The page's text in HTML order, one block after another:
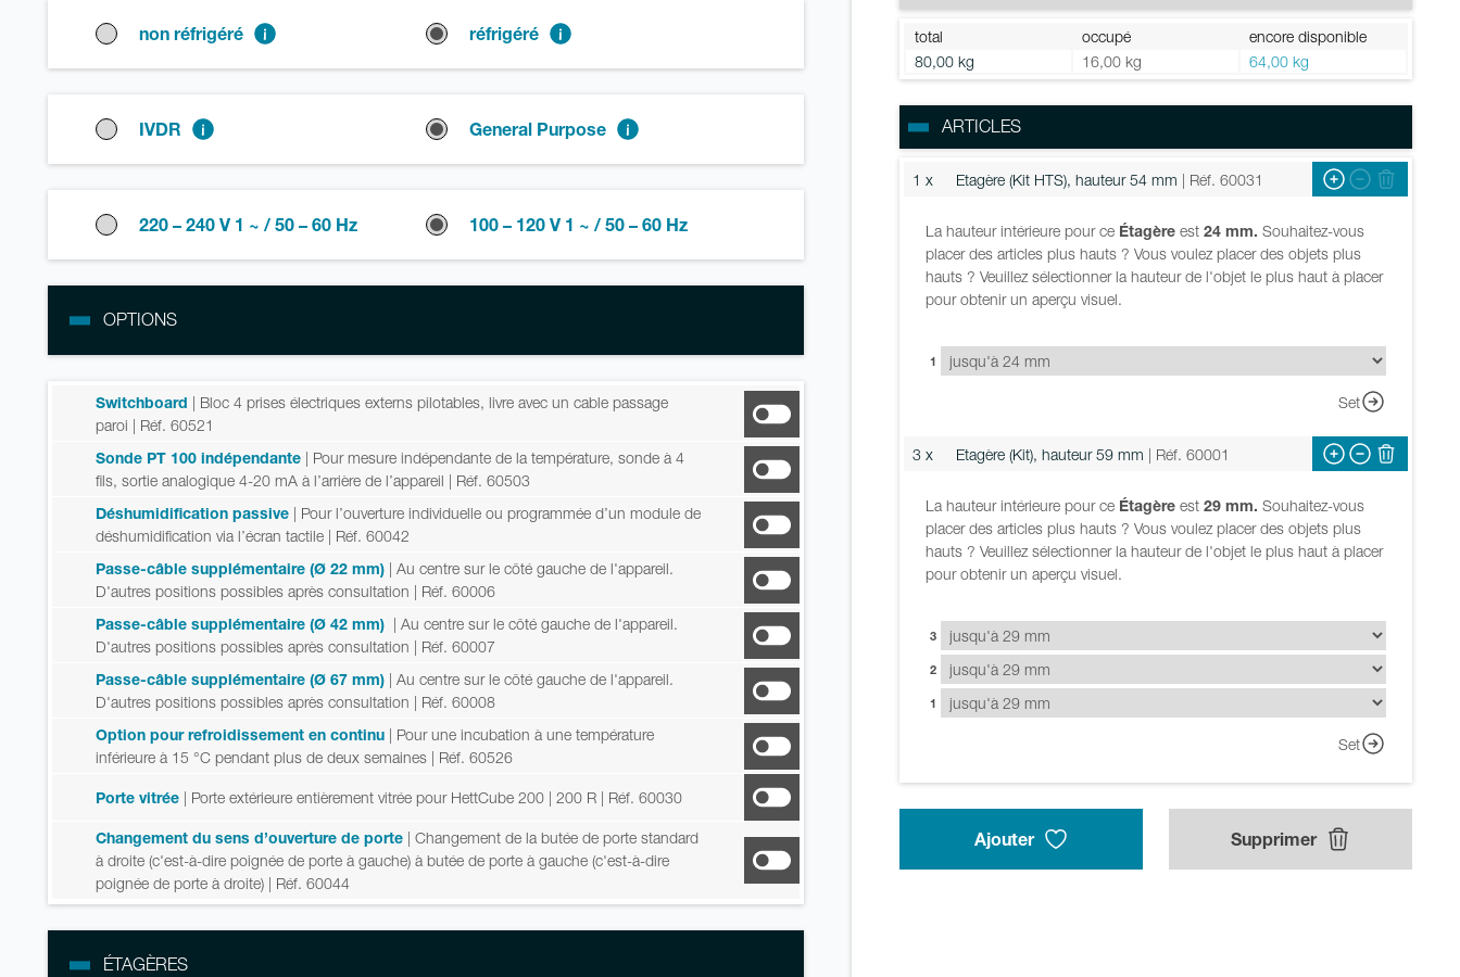
non réfrigéré réfrigéré
IVDR General Purpose
220 – 240 V 1 ~ / 50 – 60 Hz 100 – 120 V 1 ~ / 50 – 60 Hz
OPTIONS
Switchboard | Bloc 4 prises électriques externs pilotables, livre avec un cable passage
paroi | Réf. 60521
Sonde PT 100 indépendante | Pour mesure indépendante de la température, sonde à 4
fils, sortie analogique 4-20 mA à l’arrière de l’appareil | Réf. 60503
Déshumidification passive | Pour l’ouverture individuelle ou programmée d’un module de
déshumidification via l’écran tactile | Réf. 60042
Passe-câble supplémentaire (Ø 22 mm) | Au centre sur le côté gauche de l'appareil.
D'autres positions possibles après consultation | Réf. 60006
Passe-câble supplémentaire (Ø 42 mm) | Au centre sur le côté gauche de l'appareil.
D'autres positions possibles après consultation | Réf. 60007
Passe-câble supplémentaire (Ø 67 mm) | Au centre sur le côté gauche de l'appareil.
D'autres positions possibles après consultation | Réf. 60008
Option pour refroidissement en continu | Pour une incubation à une température
inférieure à 15 °C pendant plus de deux semaines | Réf. 60526
Porte vitrée | Porte extérieure entièrement vitrée pour HettCube 200 | 200 R | Réf. 60030
Changement du sens d’ouverture de porte | Changement de la butée de porte standard
à droite (c'est-à-dire poignée de porte à gauche) à butée de porte à gauche (c'est-à-dire
poignée de porte à droite) | Réf. 60044
ÉTAGÈRES
total occupé
encore disponible
80,00 kg
16,00 kg 64,00 kg
ARTICLES
1 x Etagère (Kit HTS), hauteur 54 mm | Réf. 60031
La hauteur intérieure pour ce Étagère est 24 mm. Souhaitez-vous
placer des articles plus hauts ? Vous voulez placer des objets plus
hauts ? Veuillez sélectionner la hauteur de l'objet le plus haut à placer
pour obtenir un aperçu visuel.
1
Set
3 x Etagère (Kit), hauteur 59 mm | Réf. 60001
La hauteur intérieure pour ce Étagère est 29 mm. Souhaitez-vous
placer des articles plus hauts ? Vous voulez placer des objets plus
hauts ? Veuillez sélectionner la hauteur de l'objet le plus haut à placer
pour obtenir un aperçu visuel.
1
2
3
Set
Ajouter Supprimer